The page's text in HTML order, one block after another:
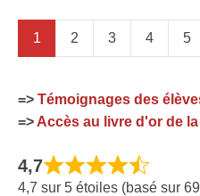
1 2 3 4 5
=> Témoignages des
=> Accès au livre d'or de
4,7
4,7 sur 5 étoiles (basé sur